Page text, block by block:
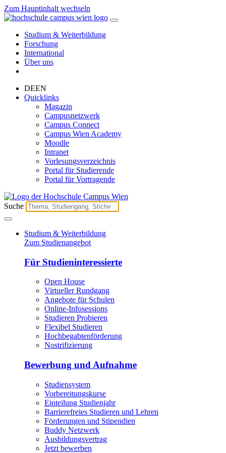
Zum Hauptinhalt wechseln
Studium & Weiterbildung
Forschung
International
Über uns
DEEN
Quicklinks
Magazin
Campusnetzwerk
Campus Connect
Campus Wien Academy
Moodle
Intranet
Vorlesungsverzeichnis
Portal für Studierende
Portal für Vortragende
Suche
Studium & Weiterbildung
Zum Studienangebot
Für Studieninteressierte
Open House
Virtueller Rundgang
Angebote für Schulen
Online-Infosessions
Studieren Probieren
Flexibel Studieren
Hochbegabtenförderung
Nostrifizierung
Bewerbung und Aufnahme
Studiensystem
Vorbereitungskurse
Einteilung Studienjahr
Barrierefreies Studieren und Lehren
Förderungen und Stipendien
Buddy Netzwerk
Ausbildungsvertrag
Jetzt bewerben